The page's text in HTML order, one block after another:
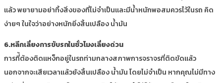
แล้ว พยายามอย่าทิ้งสิ่งของที่ไม่จำเป็นและมีน้ำหนักพอสมควรไว้ในรถ คิด
ง่ายๆ ในใจว่าอย่างหนักยิ่งสิ้นเปลือง น้ำมัน
6.หลีกเลี่ยงการขับรถในชั่วโมงเลี่ยงด่วน
การที่้ต้องติดแหง็กอยู่ในรถท่ามกลางสภาพการจราจรที่ติดขัดแล้ว
นอกจากจะเสียเวลาแล้วยังสิ้นเปลือง น้ำมัน โดยไม่จำเป็น หากคุณไม่มีทาง